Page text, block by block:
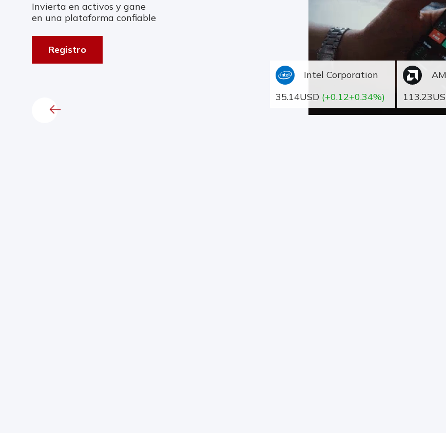
Invierta en activos y gane
en una plataforma confiable
Registro
Intel Corporation
35.14USD (+0.12+0.34%)